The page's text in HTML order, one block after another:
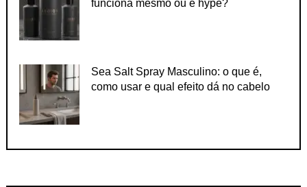
funciona mesmo ou é hype?
Sea Salt Spray Masculino: o que é,
como usar e qual efeito dá no cabelo